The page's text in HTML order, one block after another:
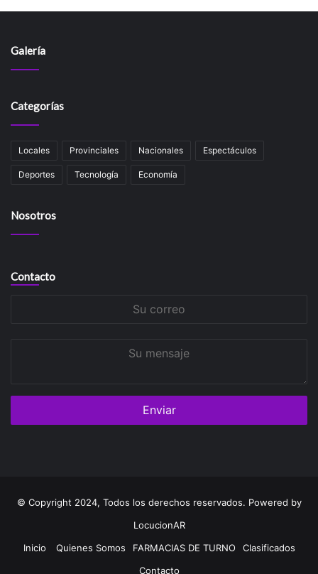
Galería
Categorías
Locales Provinciales Nacionales Espectáculos
Deportes Tecnología Economía
Nosotros
Contacto
© Copyright 2024, Todos los derechos reservados. Powered by
LocucionAR
Inicio
Quienes Somos FARMACIAS DE TURNO
Clasificados
Contacto